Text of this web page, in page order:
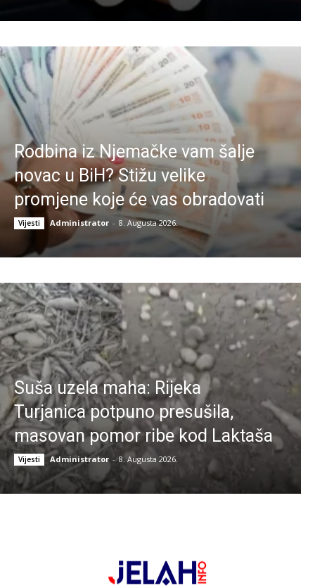
Rodbina iz Njemačke vam šalje
novac u BiH? Stižu velike
promjene koje će vas obradovati
Vijesti Administrator - 8. Augusta 2026.
Suša uzela maha: Rijeka
Turjanica potpuno presušila,
masovan pomor ribe kod Laktaša
Vijesti Administrator - 8. Augusta 2026.